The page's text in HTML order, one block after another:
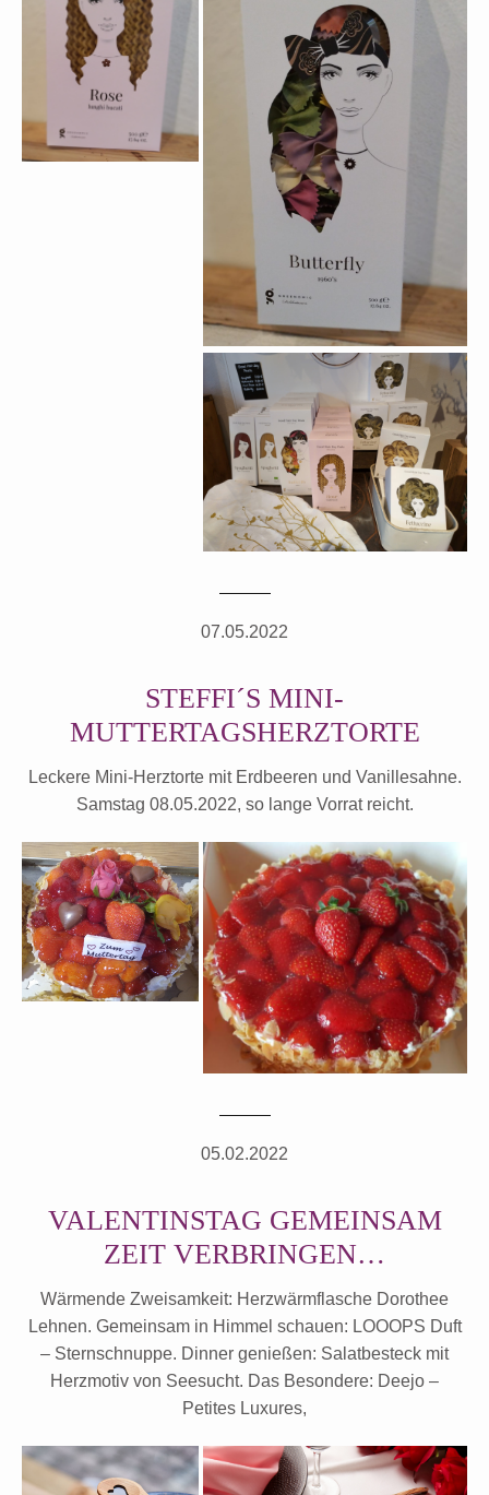
07.05.2022
STEFFI´S MINI-
MUTTERTAGSHERZTORTE
Leckere Mini-Herztorte mit Erdbeeren und Vanillesahne.
Samstag 08.05.2022, so lange Vorrat reicht.
05.02.2022
VALENTINSTAG GEMEINSAM
ZEIT VERBRINGEN…
Wärmende Zweisamkeit: Herzwärmflasche Dorothee
Lehnen. Gemeinsam in Himmel schauen: LOOOPS Duft
– Sternschnuppe. Dinner genießen: Salatbesteck mit
Herzmotiv von Seesucht. Das Besondere: Deejo –
Petites Luxures,